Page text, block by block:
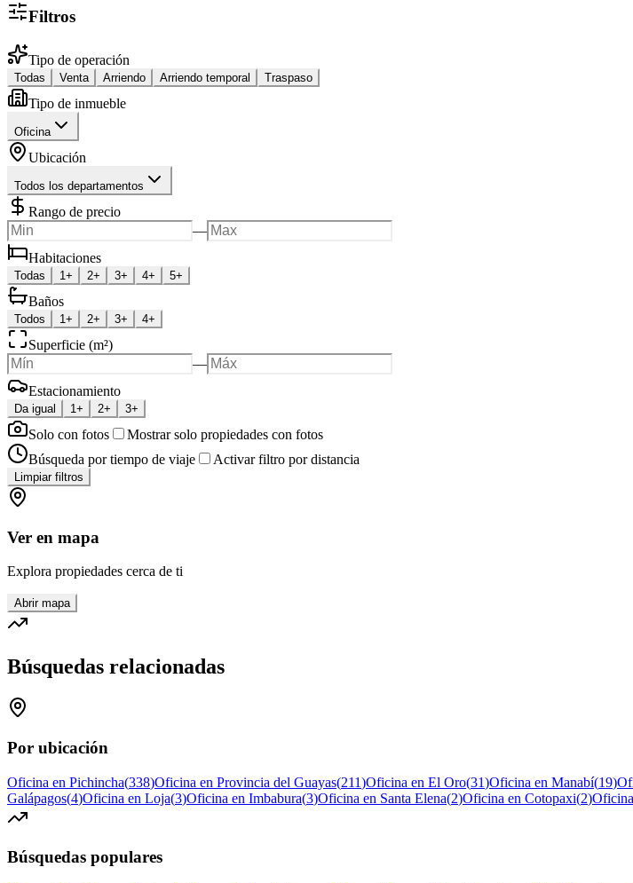
Filtros
Tipo de operación
Todas Venta Arriendo Arriendo temporal Traspaso
Tipo de inmueble
Oficina
Ubicación
Todos los departamentos
Rango de precio
—
Habitaciones
Todas 1+ 2+ 3+ 4+ 5+
Baños
Todos 1+ 2+ 3+ 4+
Superficie (m²)
—
Estacionamiento
Da igual 1+ 2+ 3+
Solo con fotos
Mostrar solo propiedades con fotos
Búsqueda por tiempo de viaje
Activar filtro por distancia
Limpiar filtros
Ver en mapa
Explora propiedades cerca de ti
Abrir mapa
Búsquedas relacionadas
Por ubicación
Oficina en Pichincha(338)Oficina en Provincia del Guayas(211)Oficina en El Oro(31)Oficina en Manabí(19)
Galápagos(4)Oficina en Loja(3)Oficina en Imbabura(3)Oficina en Santa Elena(2)Oficina en Cotopaxi(2)
Búsquedas populares